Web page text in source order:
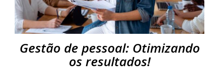
Gestão de pessoal: Otimizando
os resultados!